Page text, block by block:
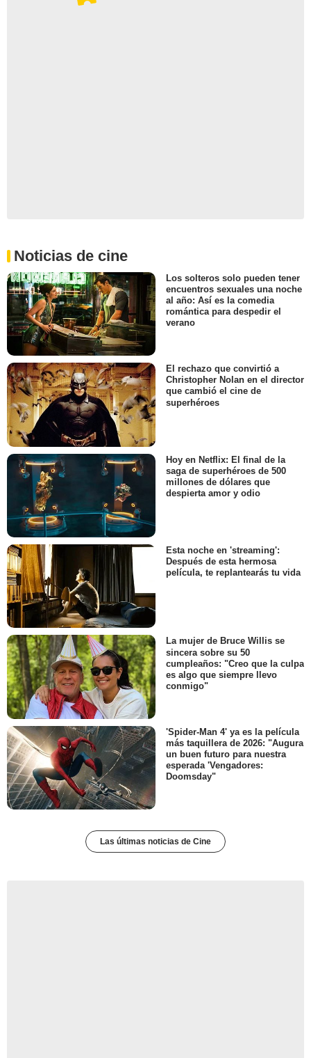
Noticias de cine
Los solteros solo pueden tener
encuentros sexuales una noche
al año: Así es la comedia
romántica para despedir el
verano
El rechazo que convirtió a
Christopher Nolan en el director
que cambió el cine de
superhéroes
Hoy en Netflix: El final de la
saga de superhéroes de 500
millones de dólares que
despierta amor y odio
Esta noche en 'streaming':
Después de esta hermosa
película, te replantearás tu vida
La mujer de Bruce Willis se
sincera sobre su 50
cumpleaños: "Creo que la culpa
es algo que siempre llevo
conmigo"
'Spider-Man 4' ya es la película
más taquillera de 2026: "Augura
un buen futuro para nuestra
esperada 'Vengadores:
Doomsday"
Las últimas noticias de Cine